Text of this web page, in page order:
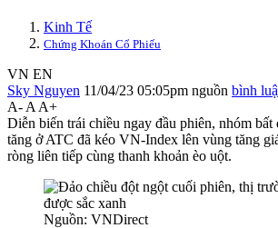
Kinh Tế
Chứng Khoán Cổ Phiếu
VN EN
Sky Nguyen 11/04/23 05:05pm nguồn bình
A- A A+
Diễn biến trái chiều ngay đầu phiên, nhóm bất
tăng ở ATC đã kéo VN-Index lên vùng tăng
ròng liên tiếp cùng thanh khoản èo uột.
Nguồn: VNDirect